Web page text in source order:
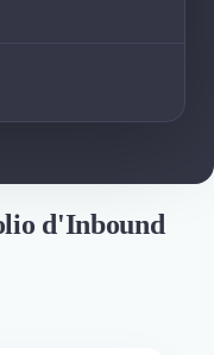
d'Inbound